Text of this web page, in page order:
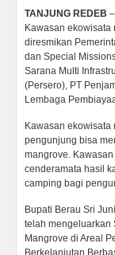
TANJUNG REDEB
Kawasan
diresmikan
dan Special
Sarana Multi
(Persero), PT
Lembaga
Kawasan
pengunjung bisa
mangrove.
cenderamata hasil
camping bagi
Bupati Berau Sri
telah mengeluarkan
Mangrove di Areal
Berkelanjutan